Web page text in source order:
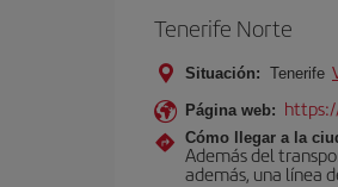
Tenerife Norte
Situación: Tenerife
Página web:
Cómo llegar a la
Además del
además, una línea